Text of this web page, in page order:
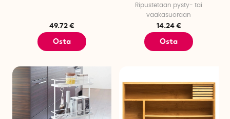
49.72 €
Osta
Ripustetaan pysty- tai
vaakasuoraan
14.24 €
Osta